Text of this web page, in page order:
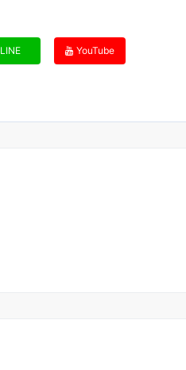
LINE YouTube